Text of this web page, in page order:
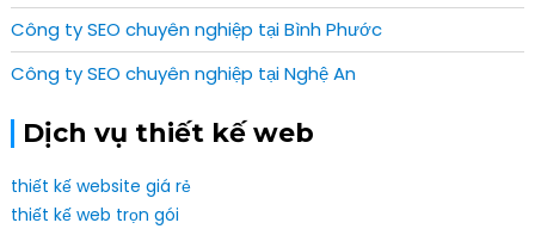
Công ty SEO chuyên nghiệp tại Bình Phước
Công ty SEO chuyên nghiệp tại Nghệ An
Dịch vụ thiết kế web
thiết kế website giá rẻ
thiết kế web trọn gói